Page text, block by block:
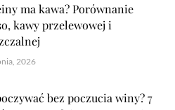
ma kawa? Porównanie
kawy przelewowej i
2026
bez poczucia winy? 7